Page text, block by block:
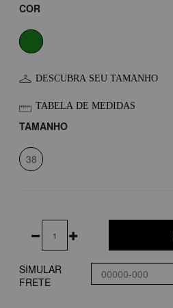
COR
DESCUBRA SEU TAMANHO
TABELA DE MEDIDAS
TAMANHO
38
SIMULAR
FRETE